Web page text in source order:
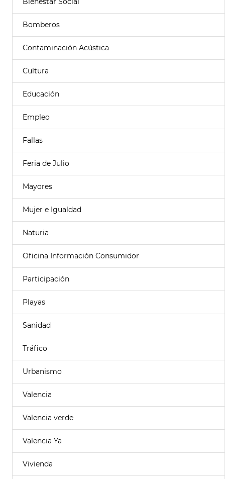
Bomberos
Contaminación Acústica
Cultura
Educación
Empleo
Fallas
Feria de Julio
Mayores
Mujer e Igualdad
Naturia
Oficina Información Consumidor
Participación
Playas
Sanidad
Tráfico
Urbanismo
Valencia
Valencia verde
Valencia Ya
Vivienda